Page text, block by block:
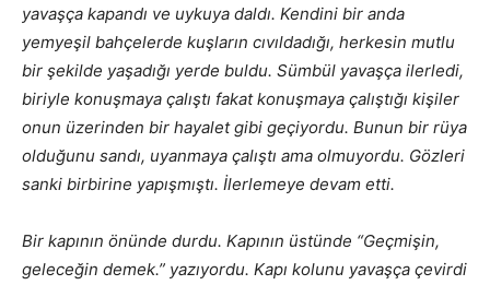
yavaşça kapandı ve uykuya daldı. Kendini bir anda
yemyeşil bahçelerde kuşların cıvıldadığı, herkesin mutlu
bir şekilde yaşadığı yerde buldu. Sümbül yavaşça ilerledi,
biriyle konuşmaya çalıştı fakat konuşmaya çalıştığı kişiler
onun üzerinden bir hayalet gibi geçiyordu. Bunun bir rüya
olduğunu sandı, uyanmaya çalıştı ama olmuyordu. Gözleri
sanki birbirine yapışmıştı. İlerlemeye devam etti.
Bir kapının önünde durdu. Kapının üstünde “Geçmişin,
geleceğin demek.” yazıyordu. Kapı kolunu yavaşça çevirdi